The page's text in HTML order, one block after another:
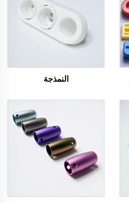
النمذجة